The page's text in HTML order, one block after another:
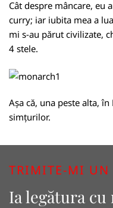
Cât despre mâncare, eu
curry; iar iubita mea a
mi s-au părut civilizate,
4 stele.
Așa că, una peste alta,
simțurilor.
TRIMITE-MI UN
Ia legătura cu